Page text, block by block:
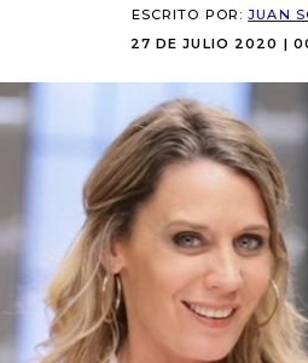
ESCRITO POR:JUAN
27 DE JULIO 2020 |